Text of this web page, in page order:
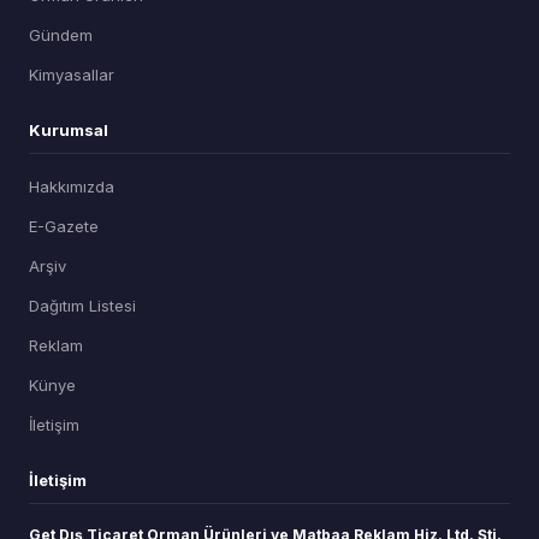
Gündem
Kimyasallar
Kurumsal
Hakkımızda
E-Gazete
Arşiv
Dağıtım Listesi
Reklam
Künye
İletişim
İletişim
Get Dış Ticaret Orman Ürünleri ve Matbaa Reklam Hiz. Ltd. Şti.